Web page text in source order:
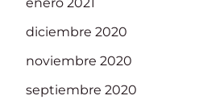
diciembre 2020
noviembre 2020
septiembre 2020